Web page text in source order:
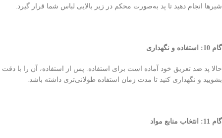
شیرها انجام دهید تا پد به‌صورت محکم در زیر بالایی لباس شما قرار گیرد.
گام 10: استفاده و نگهداری
حالا پد ضد تعریق خود آماده است برای استفاده. پس از استفاده، آن را با دقت
بشویید و نگهداری کنید تا مدت زمان استفاده طولانی‌تری داشته باشد.
گام 11: انتخاب منابع مواد